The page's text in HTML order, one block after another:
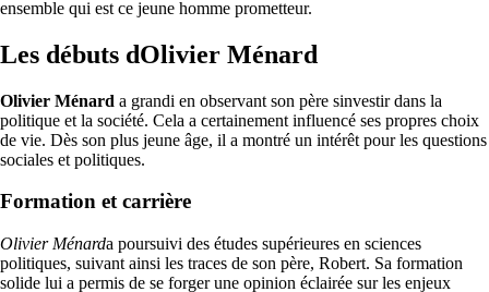
ensemble qui est ce jeune homme prometteur.
Les débuts dOlivier Ménard
Olivier Ménard a grandi en observant son père sinvestir dans la
politique et la société. Cela a certainement influencé ses propres choix
de vie. Dès son plus jeune âge, il a montré un intérêt pour les questions
sociales et politiques.
Formation et carrière
Olivier Ménarda poursuivi des études supérieures en sciences
politiques, suivant ainsi les traces de son père, Robert. Sa formation
solide lui a permis de se forger une opinion éclairée sur les enjeux